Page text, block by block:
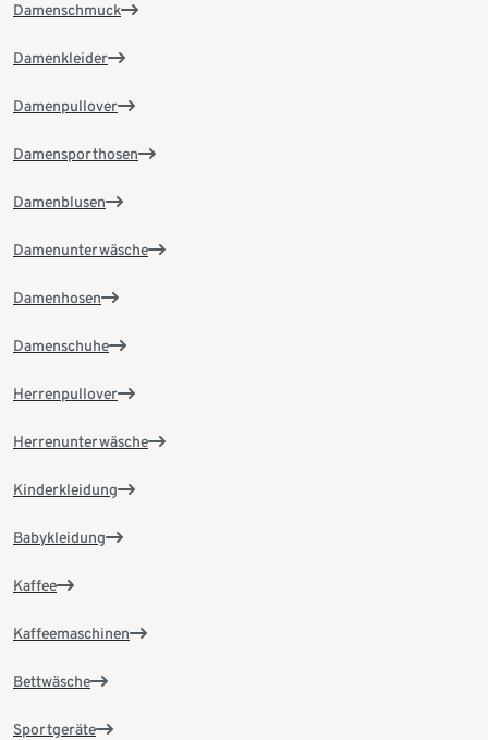
Damenschmuck
Damenkleider
Damenpullover
Damensporthosen
Damenblusen
Damenunterwäsche
Damenhosen
Damenschuhe
Herrenpullover
Herrenunterwäsche
Kinderkleidung
Babykleidung
Kaffee
Kaffeemaschinen
Bettwäsche
Sportgeräte